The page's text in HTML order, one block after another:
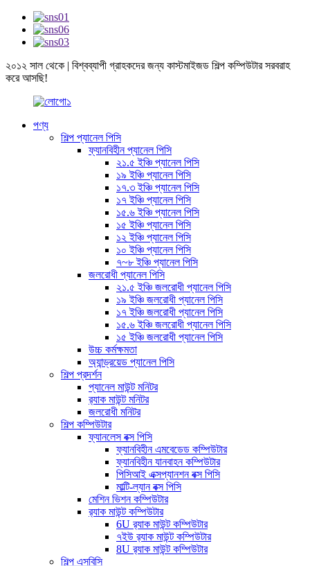
২০১২ সাল থেকে | বিশ্বব্যাপী গ্রাহকদের জন্য কাস্টমাইজড শিল্প কম্পিউটার সরবরাহ
করে আসছি!
পণ্য
শিল্প প্যানেল পিসি
ফ্যানবিহীন প্যানেল পিসি
২১.৫ ইঞ্চি প্যানেল পিসি
১৯ ইঞ্চি প্যানেল পিসি
১৭.৩ ইঞ্চি প্যানেল পিসি
১৭ ইঞ্চি প্যানেল পিসি
১৫.৬ ইঞ্চি প্যানেল পিসি
১৫ ইঞ্চি প্যানেল পিসি
১২ ইঞ্চি প্যানেল পিসি
১০ ইঞ্চি প্যানেল পিসি
৭~৮ ইঞ্চি প্যানেল পিসি
জলরোধী প্যানেল পিসি
২১.৫ ইঞ্চি জলরোধী প্যানেল পিসি
১৯ ইঞ্চি জলরোধী প্যানেল পিসি
১৭ ইঞ্চি জলরোধী প্যানেল পিসি
১৫.৬ ইঞ্চি জলরোধী প্যানেল পিসি
১৫ ইঞ্চি জলরোধী প্যানেল পিসি
উচ্চ কর্মক্ষমতা
অ্যান্ড্রয়েড প্যানেল পিসি
শিল্প প্রদর্শন
প্যানেল মাউন্ট মনিটর
র‍্যাক মাউন্ট মনিটর
জলরোধী মনিটর
শিল্প কম্পিউটার
ফ্যানলেস বক্স পিসি
ফ্যানবিহীন এমবেডেড কম্পিউটার
ফ্যানবিহীন যানবাহন কম্পিউটার
পিসিআই এক্সপ্যানশন বক্স পিসি
মাল্টি-ল্যান বক্স পিসি
মেশিন ভিশন কম্পিউটার
র‍্যাক মাউন্ট কম্পিউটার
6U র‍্যাক মাউন্ট কম্পিউটার
৭ইউ র‍্যাক মাউন্ট কম্পিউটার
8U র‍্যাক মাউন্ট কম্পিউটার
শিল্প এসবিসি